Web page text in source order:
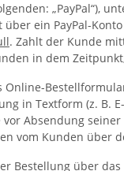
„PayPal“),
ein PayPal-
. Zahlt der Kunde
in dem
Online-
in Textform (z. B.
Absendung
vom Kunden über
Bestellung über